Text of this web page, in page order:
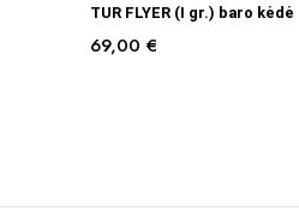
Į KREPŠELĮ
TUR FLYER (I gr.) baro kėdė
69,00 €